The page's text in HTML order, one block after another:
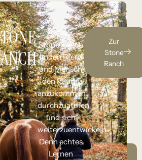
Auf der
Stone Ranch
finden Pferd
und Mensch
den Raum,
anzukommen,
durchzuatmen
und sich
weiterzuentwickeln.
Denn echtes
Lernen
Zur
Stone
Ranch